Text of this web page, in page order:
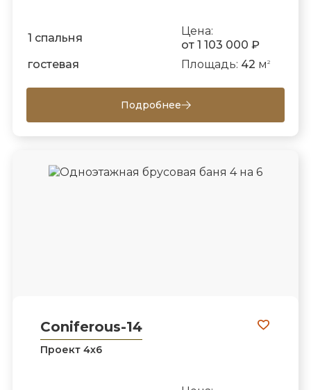
1 спальня
Цена:
от 1 103 000 ₽
гостевая
Площадь: 42 м 2
Подробнее
Coniferous-14
Проект 4х6